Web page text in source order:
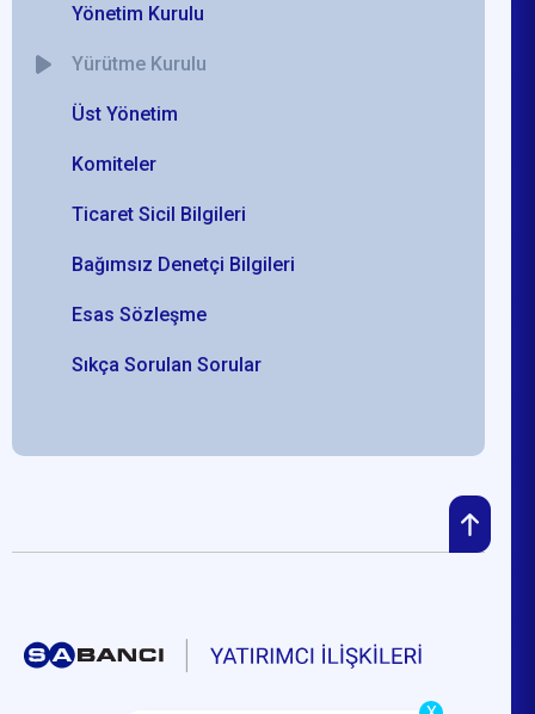
Yönetim Kurulu
Yürütme Kurulu
Üst Yönetim
Komiteler
Ticaret Sicil Bilgileri
Bağımsız Denetçi Bilgileri
Esas Sözleşme
Sıkça Sorulan Sorular